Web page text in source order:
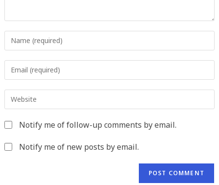
your
username
to
comment
your
address
toyour
URL
Notify me of follow-up comments by email.
Notify me of new posts by email.